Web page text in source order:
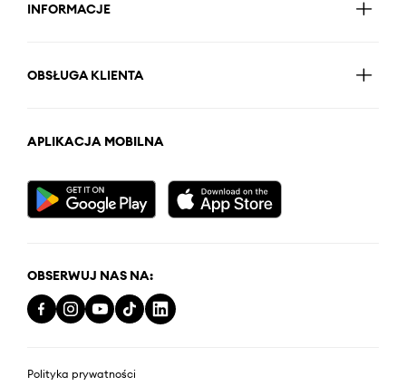
INFORMACJE
OBSŁUGA KLIENTA
APLIKACJA MOBILNA
OBSERWUJ NAS NA:
Polityka prywatności